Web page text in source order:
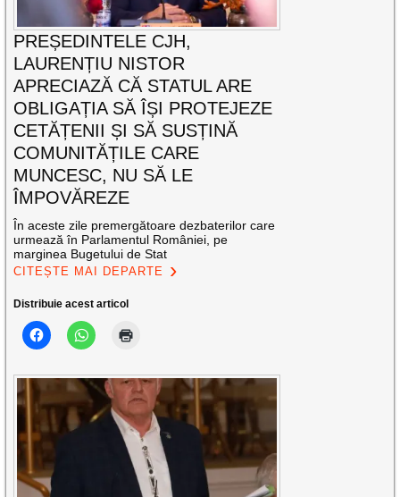
PREȘEDINTELE CJH,
LAURENȚIU NISTOR
APRECIAZĂ CĂ STATUL ARE
OBLIGAȚIA SĂ ÎȘI PROTEJEZE
CETĂȚENII ȘI SĂ SUSȚINĂ
COMUNITĂȚILE CARE
MUNCESC, NU SĂ LE
ÎMPOVĂREZE
În aceste zile premergătoare dezbaterilor care
urmează în Parlamentul României, pe
marginea Bugetului de Stat
CITEȘTE MAI DEPARTE
Distribuie acest articol